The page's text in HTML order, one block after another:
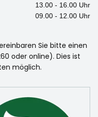
13.00 - 16.00 Uhr
09.00 - 12.00 Uhr
Sie bitte einen
oder online). Dies ist
möglich.